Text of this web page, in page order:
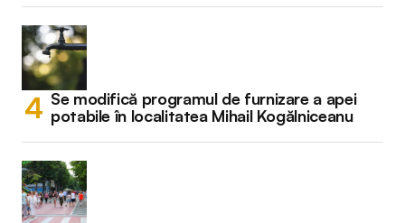
Se modifică programul de furnizare a apei
potabile în localitatea Mihail Kogălniceanu